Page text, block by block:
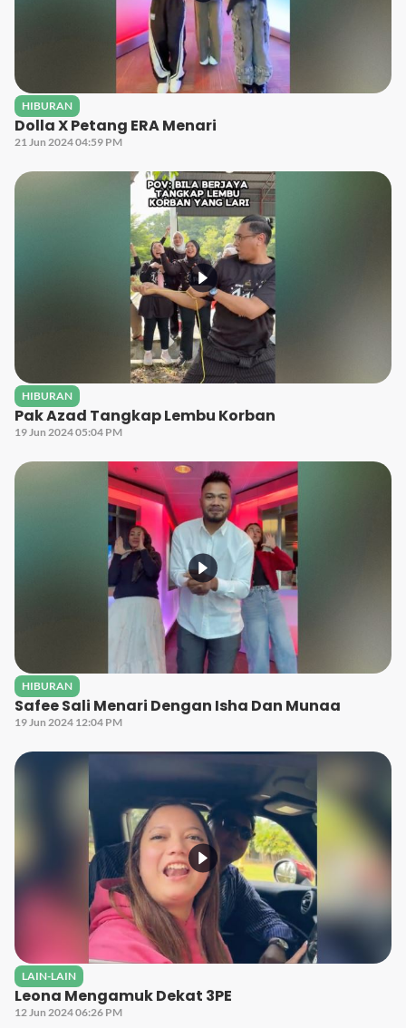
HIBURAN
Dolla X Petang ERA Menari
21 Jun 2024 04:59 PM
HIBURAN
Pak Azad Tangkap Lembu Korban
19 Jun 2024 05:04 PM
HIBURAN
Safee Sali Menari Dengan Isha Dan Munaa
19 Jun 2024 12:04 PM
LAIN-LAIN
Leona Mengamuk Dekat 3PE
12 Jun 2024 06:26 PM